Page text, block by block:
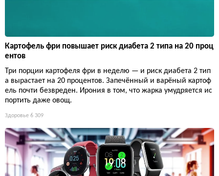
Картофель фри повышает риск диабета 2 типа на 20 проц
ентов
Три порции картофеля фри в неделю — и риск диабета 2 тип
а вырастает на 20 процентов. Запечённый и варёный картоф
ель почти безвреден. Ирония в том, что жарка умудряется ис
портить даже овощ.
Здоровье 6 309